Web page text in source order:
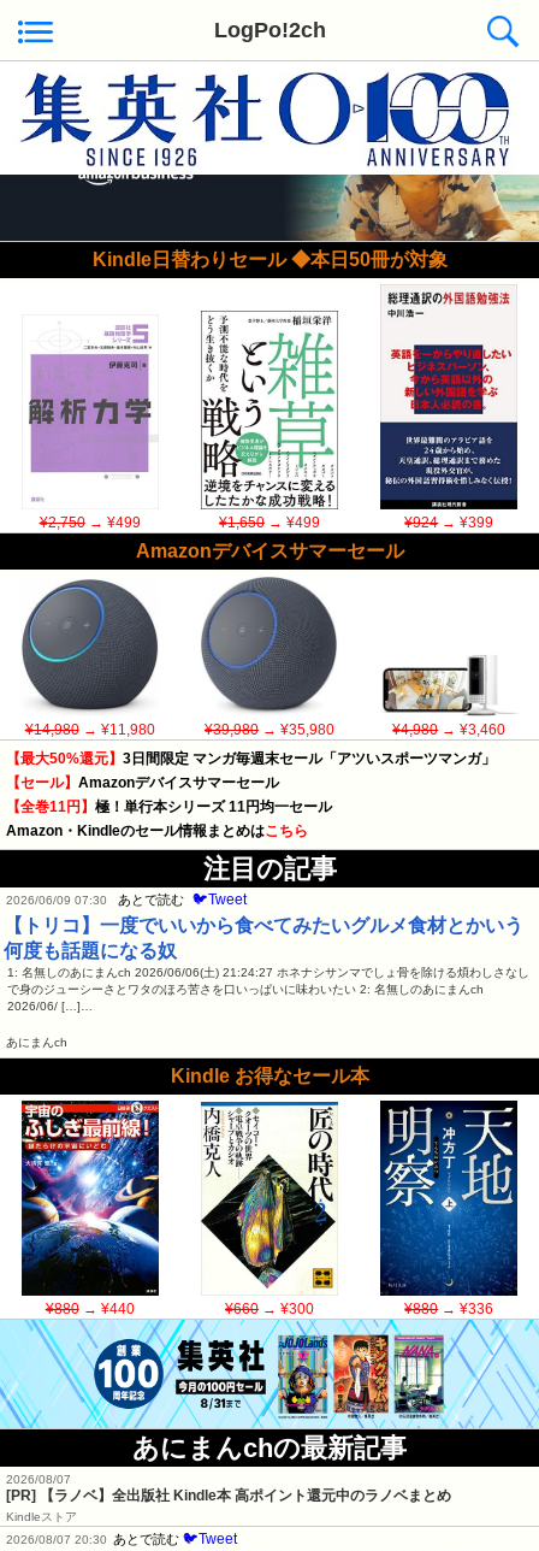
LogPo!2ch
Kindle日替わりセール ◆本日50冊が対象
¥2,750→ ¥499 ¥1,650→ ¥499 ¥924→ ¥399
Amazonデバイスサマーセール
¥14,980→ ¥11,980 ¥39,980→ ¥35,980 ¥4,980→ ¥3,460
【最大50%還元】 3日間限定 マンガ毎週末セール「アツいスポーツマンガ」
【セール】 Amazonデバイスサマーセール
【全巻11円】 極！単行本シリーズ 11円均一セール
Amazon・Kindleのセール情報まとめはこちら
注目の記事
2026/06/09 07:30 あとで読む 🐦Tweet
【トリコ】一度でいいから食べてみたいグルメ食材とかいう
何度も話題になる奴
1: 名無しのあにまんch 2026/06/06(土) 21:24:27 ホネナシサンマでしょ骨を除ける煩わしさなし
で身のジューシーさとワタのほろ苦さを口いっぱいに味わいたい 2: 名無しのあにまんch
2026/06/ […]…
あにまんch
Kindle お得なセール本
¥880→ ¥440 ¥660→ ¥300 ¥880→ ¥336
あにまんchの最新記事
2026/08/07
[PR] 【ラノベ】全出版社 Kindle本 高ポイント還元中のラノベまとめ
Kindleストア
2026/08/07 20:30
あとで読む 🐦Tweet